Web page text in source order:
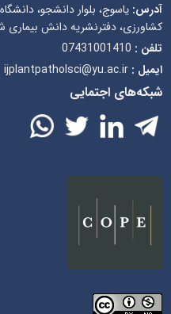
آدرس:یاسوج، بلوار دانشجو،
کشاورزی، دفترنشریه دانش بیماری
تلفن : 07431001410
ایمیل : ijplantpatholsci@yu.ac.ir
شبکه‌های اجتمایی